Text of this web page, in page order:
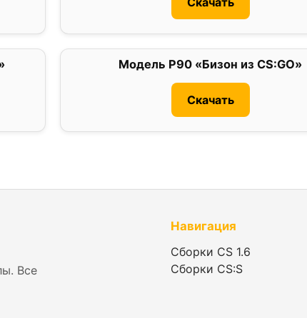
Модель P90 «Бизон из CS:GO»
Скачать
Все
Навигация
Сборки CS 1.6
Сборки CS:S